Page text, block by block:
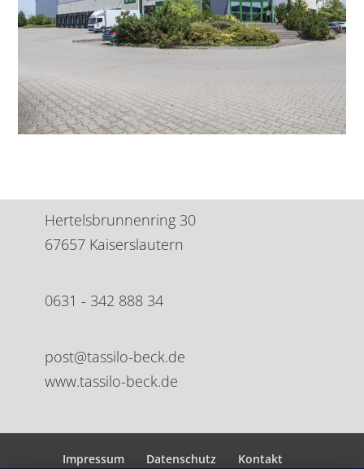
Hertelsbrunnenring 30
67657 Kaiserslautern
0631 - 342 888 34
post@tassilo-beck.de
www.tassilo-beck.de
Impressum Datenschutz Kontakt